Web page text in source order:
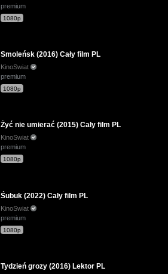
premium
1080p
Smoleńsk (2016) Cały film PL
KinoSwiat
premium
1080p
Żyć nie umierać (2015) Cały film PL
KinoSwiat
premium
1080p
Śubuk (2022) Cały film PL
KinoSwiat
premium
1080p
Tydzień grozy (2016) Lektor PL